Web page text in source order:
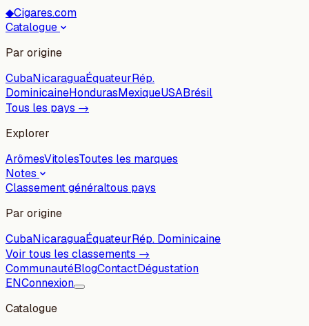
◆Cigares.com
Catalogue
Par origine
CubaNicaraguaÉquateurRép.
DominicaineHondurasMexiqueUSABrésil
Tous les pays →
Explorer
ArômesVitolesToutes les marques
Notes
Classement généraltous pays
Par origine
CubaNicaraguaÉquateurRép. Dominicaine
Voir tous les classements →
CommunautéBlogContactDégustation
ENConnexion
Catalogue